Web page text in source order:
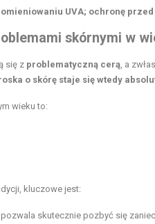
UVA; ochronę
skórnymi w
się z problematyczną cerą , a
o skórę staje się wtedy
wieku to:
kluczowe jest:
pozwala skutecznie pozbyć się